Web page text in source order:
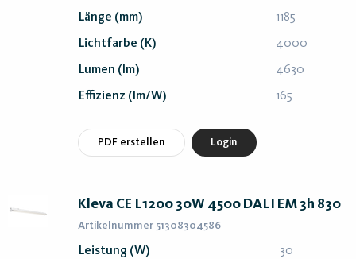
Länge (mm) 1185
Lichtfarbe (K) 4000
Lumen (lm) 4630
Effizienz (lm/W) 165
PDF erstellen Login
Kleva CE L1200 30W 4500 DALI EM 3h 830
Artikelnummer 51308304586
Leistung (W) 30